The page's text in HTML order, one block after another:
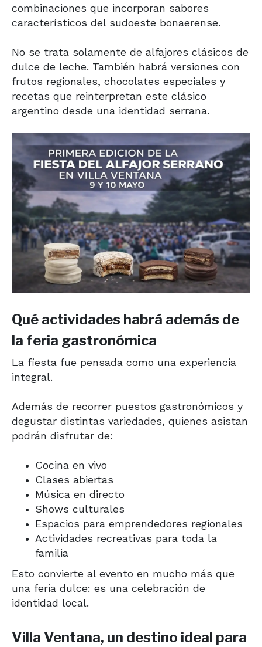
combinaciones que incorporan sabores
característicos del sudoeste bonaerense.
No se trata solamente de alfajores clásicos de
dulce de leche. También habrá versiones con
frutos regionales, chocolates especiales y
recetas que reinterpretan este clásico
argentino desde una identidad serrana.
Qué actividades habrá además de
la feria gastronómica
La fiesta fue pensada como una experiencia
integral.
Además de recorrer puestos gastronómicos y
degustar distintas variedades, quienes asistan
podrán disfrutar de:
Cocina en vivo
Clases abiertas
Música en directo
Shows culturales
Espacios para emprendedores regionales
Actividades recreativas para toda la
familia
Esto convierte al evento en mucho más que
una feria dulce: es una celebración de
identidad local.
Villa Ventana, un destino ideal para